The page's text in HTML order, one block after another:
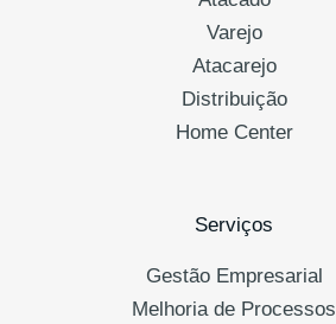
Varejo
Atacarejo
Distribuição
Home Center
Serviços
Gestão Empresarial
Melhoria de Processos